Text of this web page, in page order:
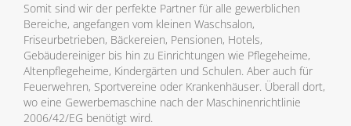
Somit sind wir der perfekte Partner für alle gewerblichen
Bereiche, angefangen vom kleinen Waschsalon,
Friseurbetrieben, Bäckereien, Pensionen, Hotels,
Gebäudereiniger bis hin zu Einrichtungen wie Pflegeheime,
Altenpflegeheime, Kindergärten und Schulen. Aber auch für
Feuerwehren, Sportvereine oder Krankenhäuser. Überall dort,
wo eine Gewerbemaschine nach der Maschinenrichtlinie
2006/42/EG benötigt wird.